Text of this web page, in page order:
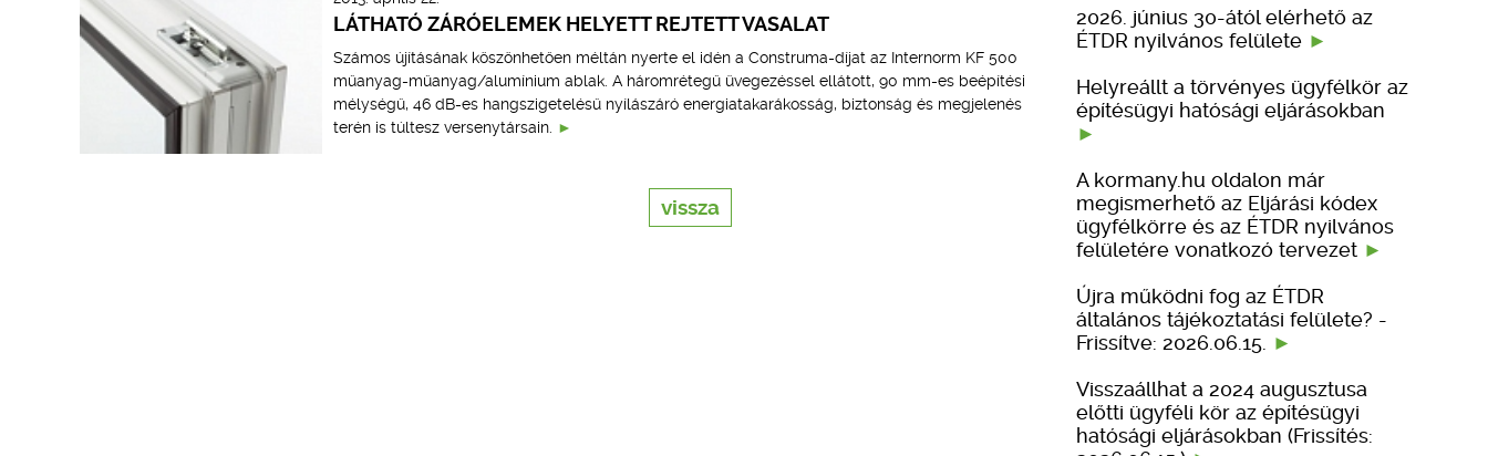
LÁTHATÓ ZÁRÓELEMEK HELYETT REJTETT VASALAT
Számos újításának köszönhetően méltán nyerte el idén a Construma-díjat az Internorm KF 500
műanyag-műanyag/alumínium ablak. A háromrétegű üvegezéssel ellátott, 90 mm-es beépítési
mélységű, 46 dB-es hangszigetelésű nyílászáró energiatakarákosság, biztonság és megjelenés
terén is túltesz versenytársain.
vissza
2026. június 30-ától elérhető az
ÉTDR nyilvános felülete
Helyreállt a törvényes ügyfélkör az
építésügyi hatósági eljárásokban
A kormany.hu oldalon már
megismerhető az Eljárási kódex
ügyfélkörre és az ÉTDR nyilvános
felületére vonatkozó tervezet
Újra működni fog az ÉTDR
általános tájékoztatási felülete? -
Frissítve: 2026.06.15.
Visszaállhat a 2024 augusztusa
előtti ügyféli kör az építésügyi
hatósági eljárásokban (Frissítés: